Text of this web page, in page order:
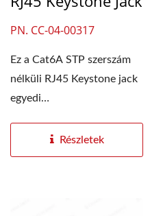
PN. CC-04-00317
Ez a Cat6A STP szerszám
nélküli RJ45 Keystone jack
egyedi
rendelkezik,...Részletek